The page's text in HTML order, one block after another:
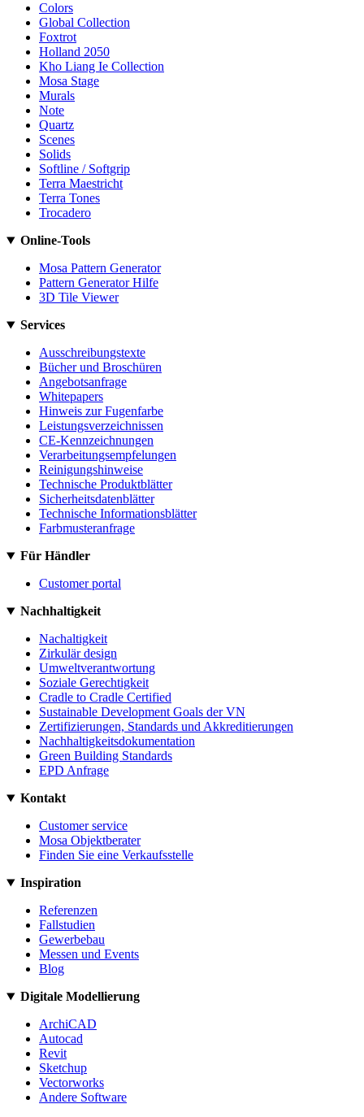
Colors
Global Collection
Foxtrot
Holland 2050
Kho Liang Ie Collection
Mosa Stage
Murals
Note
Quartz
Scenes
Solids
Softline / Softgrip
Terra Maestricht
Terra Tones
Trocadero
Online-Tools
Mosa Pattern Generator
Pattern Generator Hilfe
3D Tile Viewer
Services
Ausschreibungstexte
Bücher und Broschüren
Angebotsanfrage
Whitepapers
Hinweis zur Fugenfarbe
Leistungsverzeichnissen
CE-Kennzeichnungen
Verarbeitungsempfelungen
Reinigungshinweise
Technische Produktblätter
Sicherheitsdatenblätter
Technische Informationsblätter
Farbmusteranfrage
Für Händler
Customer portal
Nachhaltigkeit
Nachaltigkeit
Zirkulär design
Umweltverantwortung
Soziale Gerechtigkeit
Cradle to Cradle Certified
Sustainable Development Goals der VN
Zertifizierungen, Standards und Akkreditierungen
Nachhaltigkeitsdokumentation
Green Building Standards
EPD Anfrage
Kontakt
Customer service
Mosa Objektberater
Finden Sie eine Verkaufsstelle
Inspiration
Referenzen
Fallstudien
Gewerbebau
Messen und Events
Blog
Digitale Modellierung
ArchiCAD
Autocad
Revit
Sketchup
Vectorworks
Andere Software